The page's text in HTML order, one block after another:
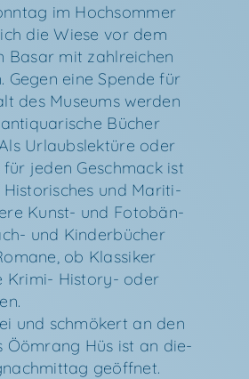
im Hoch­som­mer
die Wie­se vor dem
Basar mit zahl­rei­chen
Gegen eine Spen­de für
des Muse­ums wer­den
Bücher
Urlaubs­lek­tü­re oder
jeden Geschmack ist
His­to­ri­sches und Mari­ti­
Kunst- und Foto­bän­
und Kin­der­bü­cher
ob Klas­si­ker
Kri­mi- Histo­ry- oder
und schmö­kert an den
Ööm­rang Hüs ist an die­
geöffnet.